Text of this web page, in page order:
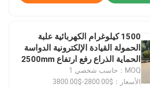
1500 كيلوغرام الكهربائية علبة
الحمولة القيادة الإلكترونية الدواسة
الحماية الذراع رفع ارتفاع 2500mm
MOQ：حاسب شخصي 1
الأسعار：$2800.00-$3800.00